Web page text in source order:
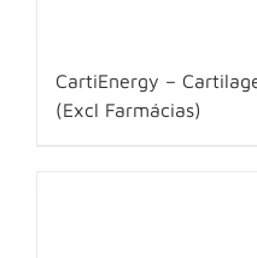
CartiEnergy –
(Excl Farmácias)